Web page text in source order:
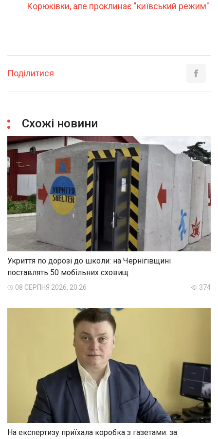
Корюківки, але проклинає "київський режим"
Поділитися
Схожі новини
Укриття по дорозі до школи: на Чернігівщині
поставлять 50 мобільних сховищ
08 СЕРПНЯ 2026, 20:26 374
На експертизу приїхала коробка з газетами: за